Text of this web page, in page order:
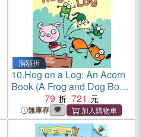
滿額折
10.Hog on a Log: An Acorn
Book (A Frog and Dog Book
#3)(精裝本)
79 721
無庫存